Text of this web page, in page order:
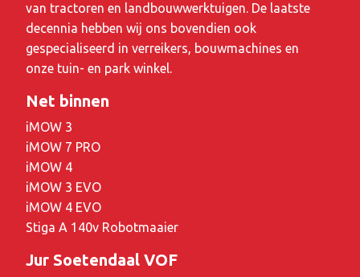
van tractoren en landbouwwerktuigen. De laatste
decennia hebben wij ons bovendien ook
gespecialiseerd in verreikers, bouwmachines en
onze tuin- en park winkel.
Net binnen
iMOW 3
iMOW 7 PRO
iMOW 4
iMOW 3 EVO
iMOW 4 EVO
Stiga A 140v Robotmaaier
Jur Soetendaal VOF